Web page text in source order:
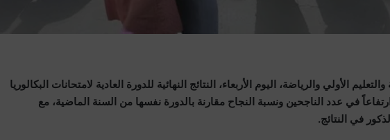
الأولي والرياضة، اليوم الأربعاء، النتائج النهائية للدورة العادية لامتحانات البكالوريا
مسجلة ارتفاعاً في عدد الناجحين ونسبة النجاح مقارنة بالدورة نفسها من السنة الماضية، مع
في النتائج.